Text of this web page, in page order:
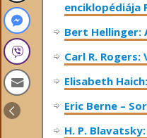
enciklopédiája
Bert Hellinger:
Carl R. Rogers:
Elisabeth
Eric Berne –
H. P.